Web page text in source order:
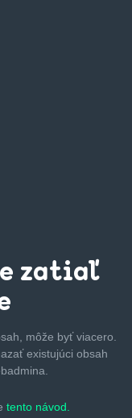
zatiaľ
môže byťviacero.
existujúci obsah
tento návod.